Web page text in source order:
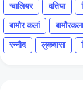
ग्वालियर दतिया
बामौर कलां
बामौरकला
रन्नौद
लुकवासा